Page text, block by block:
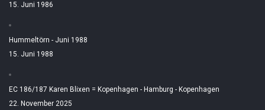
15. Juni 1986
Hummeltörn - Juni 1988
15. Juni 1988
EC 186/187 Karen Blixen = Kopenhagen - Hamburg - Kopenhagen
22. November 2025